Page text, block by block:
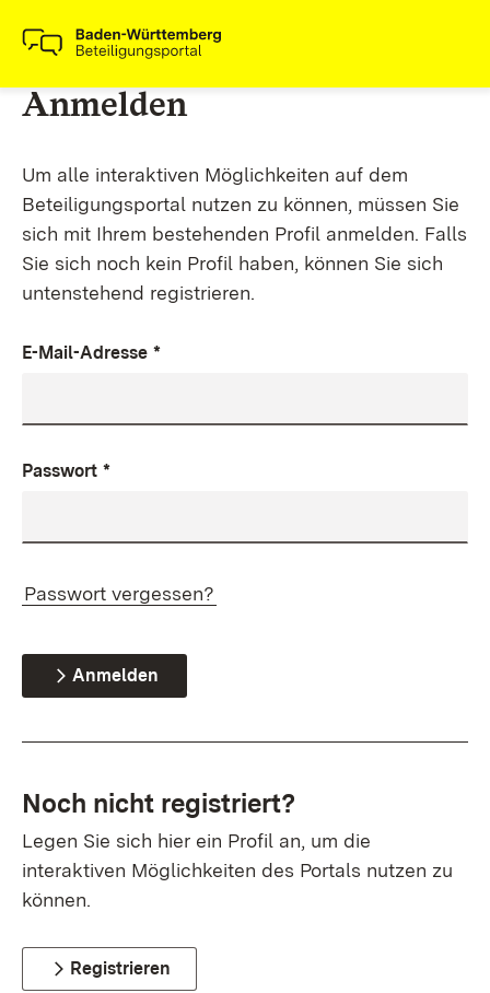
Anmelden
Um alle interaktiven Möglichkeiten auf dem
Beteiligungsportal nutzen zu können, müssen Sie
sich mit Ihrem bestehenden Profil anmelden. Falls
Sie sich noch kein Profil haben, können Sie sich
untenstehend registrieren.
E-Mail-Adresse *
Passwort *
Passwort vergessen?
Anmelden
Noch nicht registriert?
Legen Sie sich hier ein Profil an, um die
interaktiven Möglichkeiten des Portals nutzen zu
können.
Registrieren